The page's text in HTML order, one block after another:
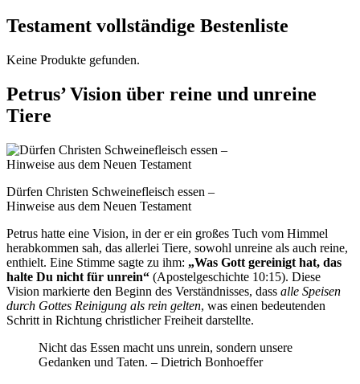
Testament vollständige Bestenliste
Keine Produkte gefunden.
Petrus’ Vision über reine und unreine
Tiere
Dürfen Christen Schweinefleisch essen –
Hinweise aus dem Neuen Testament
Petrus hatte eine Vision, in der er ein großes Tuch vom Himmel
herabkommen sah, das allerlei Tiere, sowohl unreine als auch reine,
enthielt. Eine Stimme sagte zu ihm: „Was Gott gereinigt hat, das
halte Du nicht für unrein“ (Apostelgeschichte 10:15). Diese
Vision markierte den Beginn des Verständnisses, dass alle Speisen
durch Gottes Reinigung als rein gelten, was einen bedeutenden
Schritt in Richtung christlicher Freiheit darstellte.
Nicht das Essen macht uns unrein, sondern unsere
Gedanken und Taten. – Dietrich Bonhoeffer